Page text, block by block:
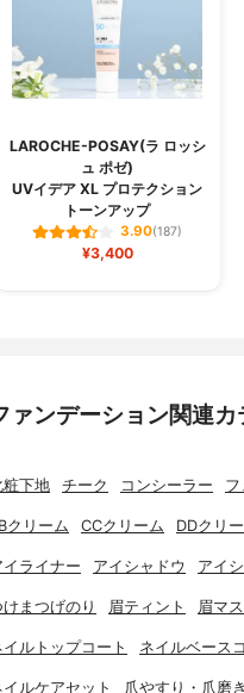
LAROCHE-POSAY(ラ ロッシ
ュ ポゼ)
UVイデア XL プロテクション
トーンアップ
3.90(187)
¥3,400
ァンデーション関連
粧下地 チーク コンシーラー
クリーム CCクリーム DDクリ
イライナー アイシャドウ アイ
けまつげのり 眉ティント 眉マ
イルトップコート ネイルベース
イルケアセット 爪やすり・爪磨き